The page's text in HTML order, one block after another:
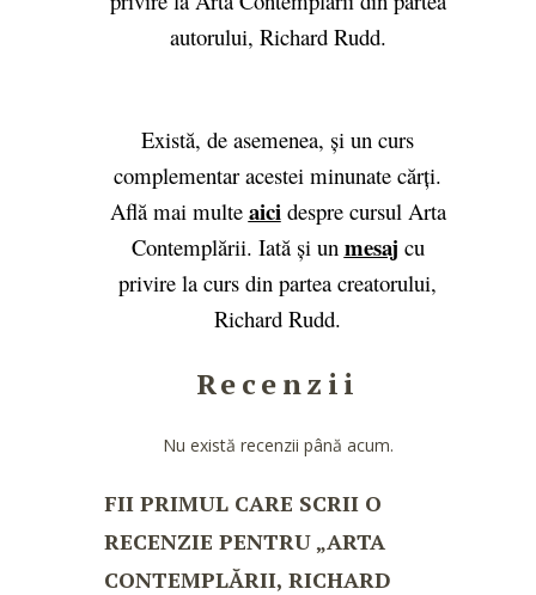
autorului, Richard Rudd.
Există, de asemenea, și un curs
complementar acestei minunate cărți.
Află mai multe aici despre cursul Arta
Contemplării. Iată și un mesaj cu
privire la curs din partea creatorului,
Richard Rudd.
Recenzii
Nu există recenzii până acum.
FII PRIMUL CARE SCRII O
RECENZIE PENTRU „ARTA
CONTEMPLĂRII, RICHARD